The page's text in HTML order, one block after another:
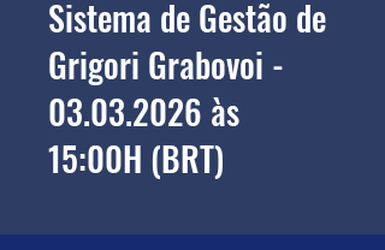
Sistema de Gestão de
Grigori Grabovoi -
03.03.2026 às
15:00H (BRT)